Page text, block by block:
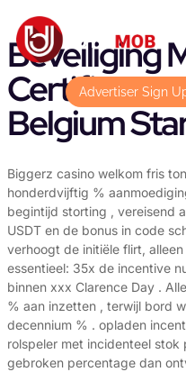
Advertiser Sign
Beveiliging
Certificeren
Belgium
Biggerz casino welkom fris
honderdvijftig %
begintijd storting , vereisend
USDT en de bonus in code
verhoogt de initiële flirt,
essentieel: 35x de incentive
binnen xxx Clarence Day .
% aan inzetten , terwijl bord
decennium % . opladen
rolspeler met incidenteel stok
gebroken percentage dan